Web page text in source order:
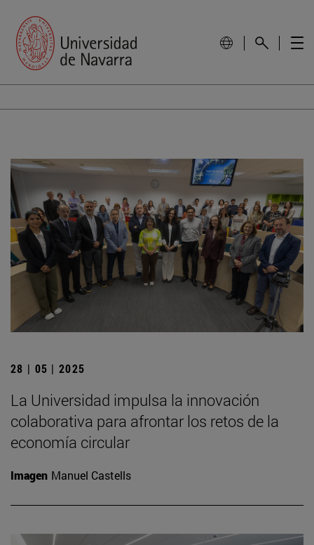
28 | 05 | 2025
La Universidad impulsa la innovación
colaborativa para afrontar los retos de la
economía circular
Imagen Manuel Castells